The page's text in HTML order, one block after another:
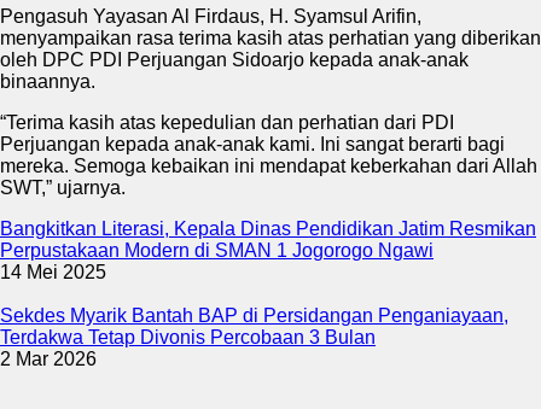
Pengasuh Yayasan Al Firdaus, H. Syamsul Arifin,
menyampaikan rasa terima kasih atas perhatian yang diberikan
oleh DPC PDI Perjuangan Sidoarjo kepada anak-anak
binaannya.
“Terima kasih atas kepedulian dan perhatian dari PDI
Perjuangan kepada anak-anak kami. Ini sangat berarti bagi
mereka. Semoga kebaikan ini mendapat keberkahan dari Allah
SWT,” ujarnya.
Bangkitkan Literasi, Kepala Dinas Pendidikan Jatim Resmikan
Perpustakaan Modern di SMAN 1 Jogorogo Ngawi
14 Mei 2025
Sekdes Myarik Bantah BAP di Persidangan Penganiayaan,
Terdakwa Tetap Divonis Percobaan 3 Bulan
2 Mar 2026